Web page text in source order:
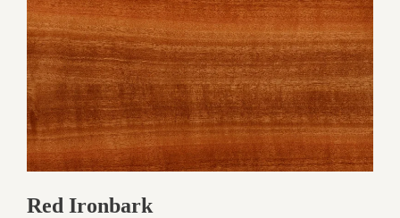
Red Ironbark